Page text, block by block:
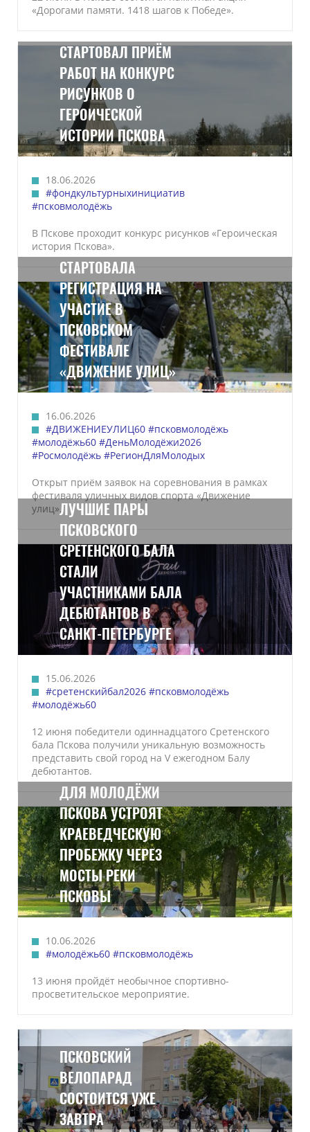
«Дорогами памяти. 1418 шагов к Победе».
СТАРТОВАЛ ПРИЁМ
РАБОТ НА КОНКУРС
РИСУНКОВ О
ГЕРОИЧЕСКОЙ
ИСТОРИИ ПСКОВА
18.06.2026
#фондкультурныхинициатив
#псковмолодёжь
В Пскове проходит конкурс рисунков «Героическая
история Пскова».
СТАРТОВАЛА
РЕГИСТРАЦИЯ НА
УЧАСТИЕ В
ПСКОВСКОМ
ФЕСТИВАЛЕ
«ДВИЖЕНИЕ УЛИЦ»
16.06.2026
#ДВИЖЕНИЕУЛИЦ60 #псковмолодёжь
#молодёжь60 #ДеньМолодёжи2026
#Росмолодёжь #РегионДляМолодых
Открыт приём заявок на соревнования в рамках
фестиваля уличных видов спорта «Движение
улиц».ЛУЧШИЕ ПАРЫ
ПСКОВСКОГО
СРЕТЕНСКОГО БАЛА
СТАЛИ
УЧАСТНИКАМИ БАЛА
ДЕБЮТАНТОВ В
САНКТ-ПЕТЕРБУРГЕ
15.06.2026
#сретенскийбал2026 #псковмолодёжь
#молодёжь60
12 июня победители одиннадцатого Сретенского
бала Пскова получили уникальную возможность
представить свой город на V ежегодном Балу
дебютантов.
ДЛЯ МОЛОДЁЖИ
ПСКОВА УСТРОЯТ
КРАЕВЕДЧЕСКУЮ
ПРОБЕЖКУ ЧЕРЕЗ
МОСТЫ РЕКИ
ПСКОВЫ
10.06.2026
#молодёжь60 #псковмолодёжь
13 июня пройдёт необычное спортивно-
просветительское мероприятие.
ПСКОВСКИЙ
ВЕЛОПАРАД
СОСТОИТСЯ УЖЕ
ЗАВТРА